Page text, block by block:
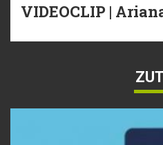
VIDEOCLIP |